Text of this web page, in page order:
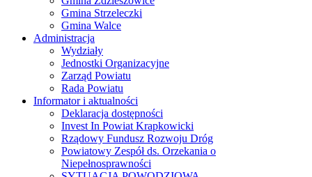
Gmina Strzeleczki
Gmina Walce
Administracja
Wydziały
Jednostki Organizacyjne
Zarząd Powiatu
Rada Powiatu
Informator i aktualności
Deklaracja dostępności
Invest In Powiat Krapkowicki
Rządowy Fundusz Rozwoju Dróg
Powiatowy Zespół ds. Orzekania o
Niepełnosprawności